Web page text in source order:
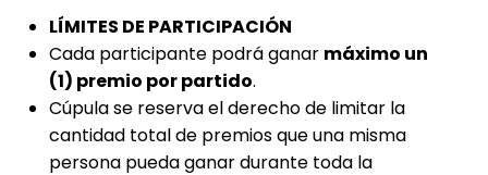
LÍMITES DE PARTICIPACIÓN
Cada participante podrá ganar máximo un
(1) premio por partido.
Cúpula se reserva el derecho de limitar la
cantidad total de premios que una misma
persona pueda ganar durante toda la